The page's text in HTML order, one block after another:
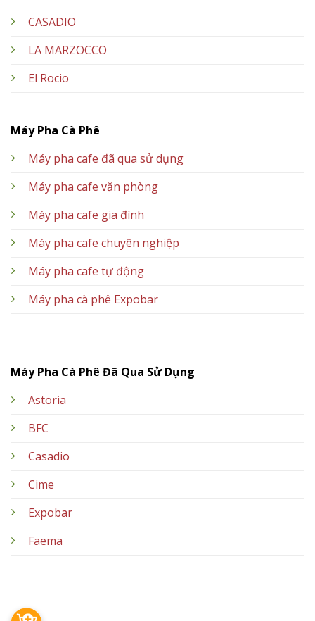
CASADIO
LA MARZOCCO
El Rocio
Máy Pha Cà Phê
Máy pha cafe đã qua sử dụng
Máy pha cafe văn phòng
Máy pha cafe gia đình
Máy pha cafe chuyên nghiệp
Máy pha cafe tự động
Máy pha cà phê Expobar
Máy Pha Cà Phê Đã Qua Sử Dụng
Astoria
BFC
Casadio
Cime
Expobar
Faema